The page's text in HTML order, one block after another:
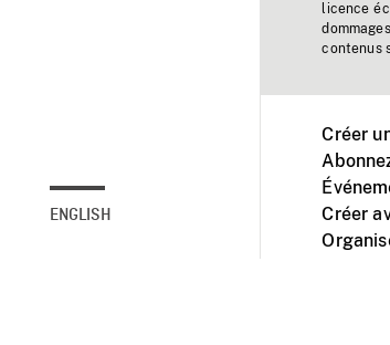
ENGLISH
licence
contenus
Créer
Créer